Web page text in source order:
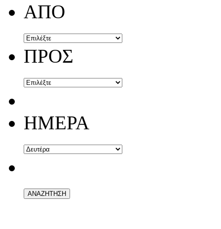
ΑΠΟ
ΠΡΟΣ
ΗΜΕΡΑ